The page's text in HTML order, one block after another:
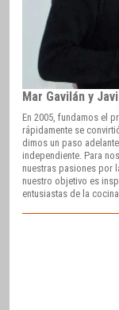
Mar Gavilán y
En 2005, fundamos el
rápidamente se
dimos un paso
independiente. Para
nuestras pasiones por
nuestro objetivo es
entusiastas de la cocina.